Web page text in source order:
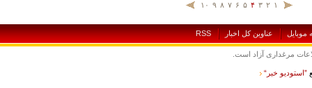
۱ ۲ ۳ ۴ ۵ ۶ ۷ ۸ ۹ ۱۰
عناوين کل اخبار RSS
مرغداری آزاد است.
خبر“